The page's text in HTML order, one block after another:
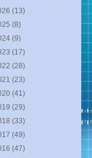
(13)
(8)
(9)
(17)
(28)
(23)
(41)
(29)
(33)
(49)
(47)